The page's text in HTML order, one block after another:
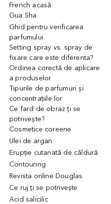
French acasă
Gua Sha
Ghid pentru verificarea
parfumului
Setting spray vs. spray de
fixare care este diferenta?
Ordinea corectă de aplicare
a produselor
Tipurile de parfumuri și
concentrațiile lor
Ce fard de obraz ți se
potrivește?
Cosmetice coreene
Ulei de argan
Erupție cutanată de căldură
Contouring
Revista online Douglas
Ce ruj ți se potrivește
Acid salicilic